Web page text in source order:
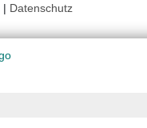
| Datenschutz